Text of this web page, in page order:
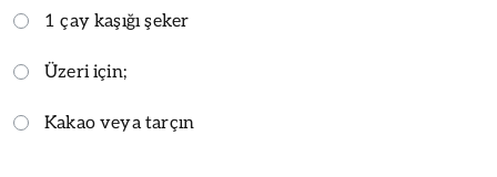
1 çay kaşığı şeker
Üzeri için;
Kakao veya tarçın